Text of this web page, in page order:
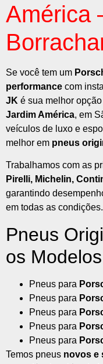
América
Se você tem um
performance com
JK é sua melhor
Jardim América, em
veículos de luxo e
melhor em pneus
Trabalhamos com as
Pirelli, Michelin,
garantindo
em todas as condições.
Pneus
os
Pneus para
Pneus para
Pneus para
Pneus para
Pneus para
Temos pneus novos e